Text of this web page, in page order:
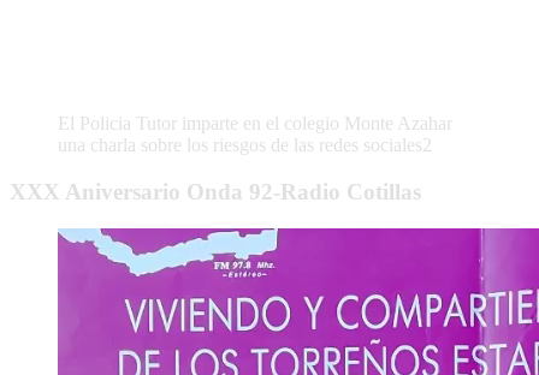
El Policia Tutor imparte en el colegio Monte Azahar
una charla sobre los riesgos de las redes sociales2
XXX Aniversario Onda 92-Radio Cotillas